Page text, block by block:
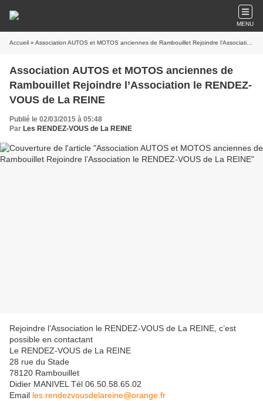
MENU
Accueil » Association AUTOS et MOTOS anciennes de Rambouillet Rejoindre l’Association le RENDEZ-VOUS de La REINE
Association AUTOS et MOTOS anciennes de
Rambouillet Rejoindre l’Association le RENDEZ-
VOUS de La REINE
Publié le 02/03/2015 à 05:48
Par Les RENDEZ-VOUS de La REINE
Rejoindre l’Association le RENDEZ-VOUS de La REINE, c’est
possible en contactant
Le RENDEZ-VOUS de La REINE
28 rue du Stade
78120 Rambouillet
Didier MANIVEL Tél 06.50.58.65.02
Email les.rendezvousdelareine@orange.fr